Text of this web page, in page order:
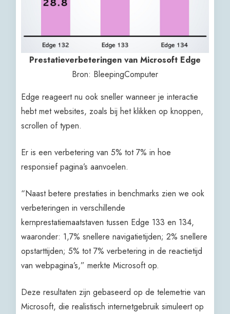
Prestatieverbeteringen van Microsoft Edge
Bron: BleepingComputer
Edge reageert nu ook sneller wanneer je interactie
hebt met websites, zoals bij het klikken op knoppen,
scrollen of typen.
Er is een verbetering van 5% tot 7% in hoe
responsief pagina’s aanvoelen.
“Naast betere prestaties in benchmarks zien we ook
verbeteringen in verschillende
kernprestatiemaatstaven tussen Edge 133 en 134,
waaronder: 1,7% snellere navigatietijden; 2% snellere
opstarttijden; 5% tot 7% verbetering in de reactietijd
van webpagina’s,” merkte Microsoft op.
Deze resultaten zijn gebaseerd op de telemetrie van
Microsoft, die realistisch internetgebruik simuleert op